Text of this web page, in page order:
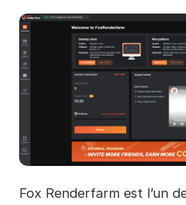
Fox Renderfarm est l’un